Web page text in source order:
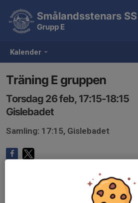
Kalender
Smålandsstenars SS
Grupp E
Träning E gruppen
Torsdag 26 feb, 17:15-18:15
Gislebadet
Samling: 17:15, Gislebadet